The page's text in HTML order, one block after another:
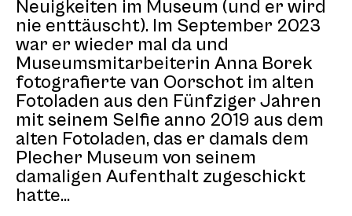
Neuigkeiten im Museum (und er wird
nie enttäuscht). Im September 2023
war er wieder mal da und
Museumsmitarbeiterin Anna Borek
fotografierte van Oorschot im alten
Fotoladen aus den Fünfziger Jahren
mit seinem Selfie anno 2019 aus dem
alten Fotoladen, das er damals dem
Plecher Museum von seinem
damaligen Aufenthalt zugeschickt
hatte...